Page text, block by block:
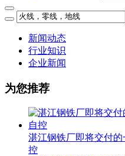
新闻动态
行业知识
企业新闻
为您推荐
湛江钢铁厂即将交付
控